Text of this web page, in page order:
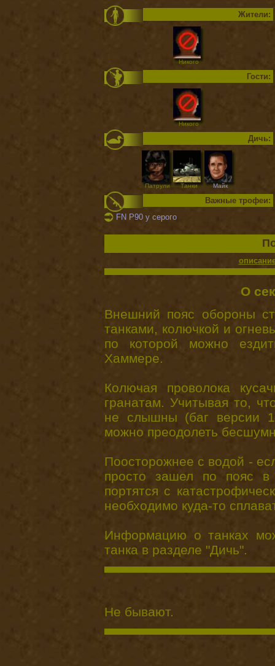
Жители:
Никого
Гости:
Никого
Дичь:
Патрули Танки Майк
Важные трофеи:
FN P90 у серого
О
Внешний пояс обороны
танками, колючкой и
по которой можно
Хаммере.
Колючая проволока
гранатам. Учитывая то,
не слышны (баг версии
можно преодолеть
Поосторожнее с водой -
просто зашел по пояс
портятся с
необходимо куда-то
Информацию о танках
танка в разделе "Дичь".
Не бывают.